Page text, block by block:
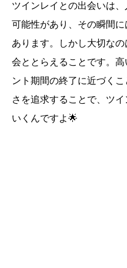
ツインレイとの出会いは
可能性があり、その瞬間
あります。しかし大切な
会ととらえることです。
ント期間の終了に近づく
さを追求することで、ツ
いくんですよ🌟